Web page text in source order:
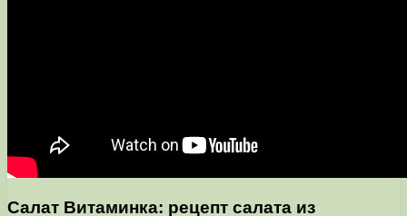
Салат Витаминка: рецепт салата из